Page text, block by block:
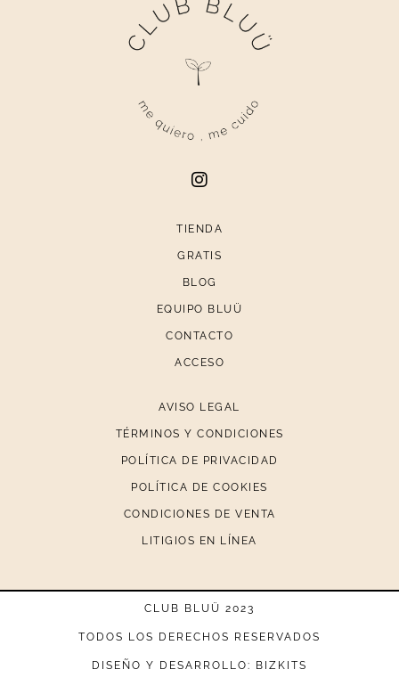
TIENDA
GRATIS
BLOG
EQUIPO BLUÜ
CONTACTO
ACCESO
AVISO LEGAL
TÉRMINOS Y CONDICIONES
POLÍTICA DE PRIVACIDAD
POLÍTICA DE COOKIES
CONDICIONES DE VENTA
LITIGIOS EN LÍNEA
CLUB BLUÜ 2023
TODOS LOS DERECHOS RESERVADOS
DISEÑO Y DESARROLLO: BIZKITS